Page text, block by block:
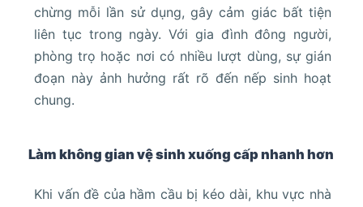
chừng mỗi lần sử dụng, gây cảm giác bất tiện
liên tục trong ngày. Với gia đình đông người,
phòng trọ hoặc nơi có nhiều lượt dùng, sự gián
đoạn này ảnh hưởng rất rõ đến nếp sinh hoạt
chung.
Làm không gian vệ sinh xuống cấp nhanh hơn
Khi vấn đề của hầm cầu bị kéo dài, khu vực nhà